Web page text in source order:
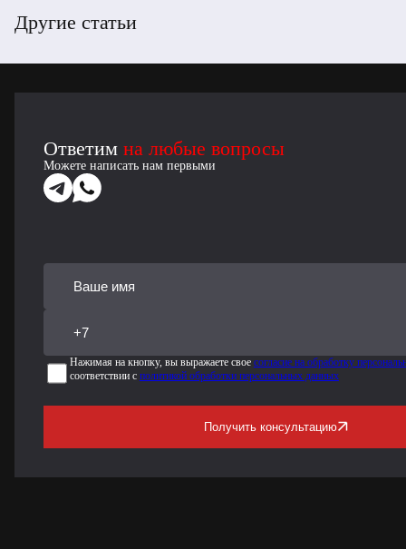
Другие статьи
Ответим на любые вопросы
Можете написать нам первыми
Нажимая на кнопку, вы выражаете свое согласие на обработку
соответствии с политикой обработки персональных данных
Получить консультацию